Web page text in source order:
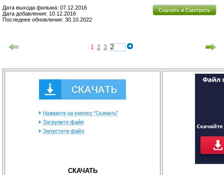
Скачать и Смотреть
Дата выхода фильма: 07.12.2016
Дата добавления: 10.12.2016
Последнее обновление: 30.10.2022
1 2 3
СКАЧАТЬ